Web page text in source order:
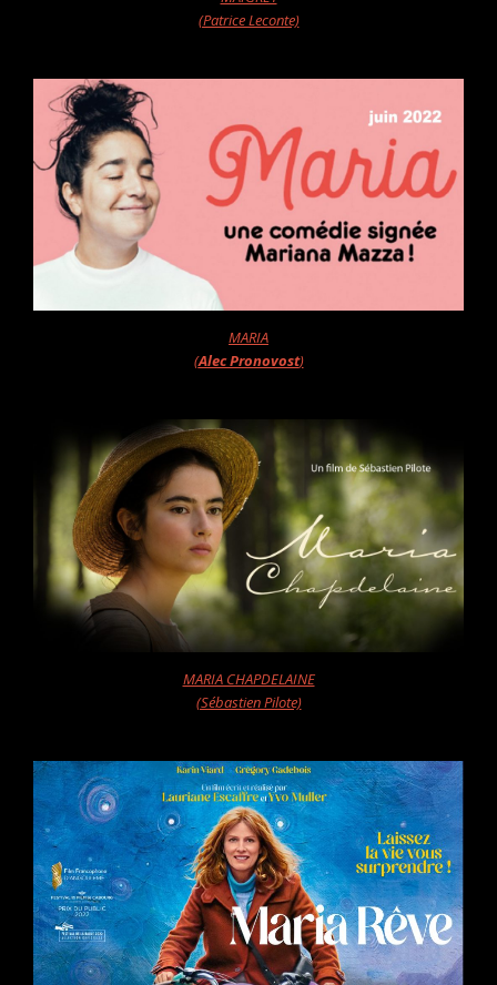
(Patrice Leconte)
MARIA
(Alec Pronovost)
MARIA CHAPDELAINE
(Sébastien Pilote)